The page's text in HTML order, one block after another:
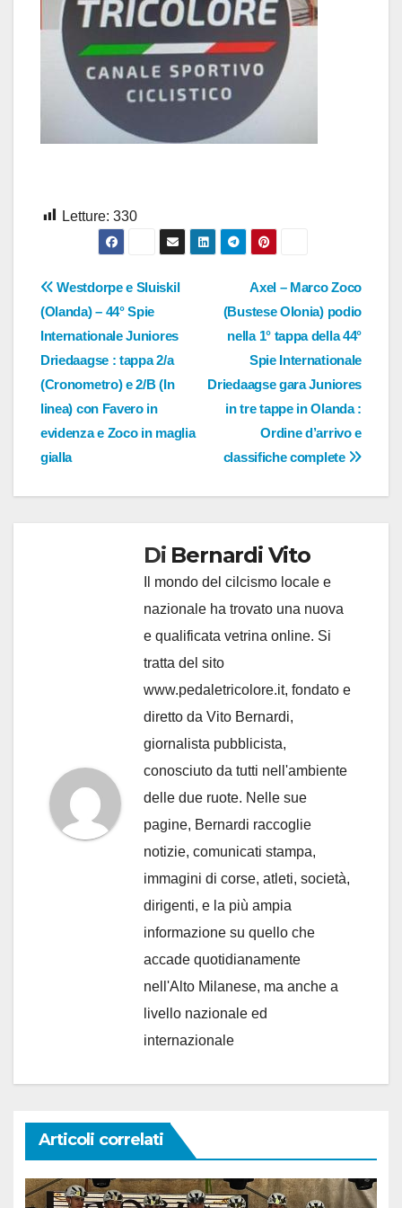
Letture: 330
Navigazione
articoli
Axel – Marco Zoco
(Bustese Olonia) podio
nella 1° tappa della 44°
Spie Internationale
Driedaagse gara Juniores
in tre tappe in Olanda :
Ordine d’arrivo e
classifiche complete
Westdorpe e Sluiskil
(Olanda) – 44° Spie
Internationale Juniores
Driedaagse : tappa 2/a
(Cronometro) e 2/B (In
linea) con Favero in
evidenza e Zoco in maglia
gialla
Di Bernardi Vito
Il mondo del cilcismo locale e
nazionale ha trovato una nuova
e qualificata vetrina online. Si
tratta del sito
www.pedaletricolore.it, fondato e
diretto da Vito Bernardi,
giornalista pubblicista,
conosciuto da tutti nell'ambiente
delle due ruote. Nelle sue
pagine, Bernardi raccoglie
notizie, comunicati stampa,
immagini di corse, atleti, società,
dirigenti, e la più ampia
informazione su quello che
accade quotidianamente
nell'Alto Milanese, ma anche a
livello nazionale ed
internazionale
Articoli correlati